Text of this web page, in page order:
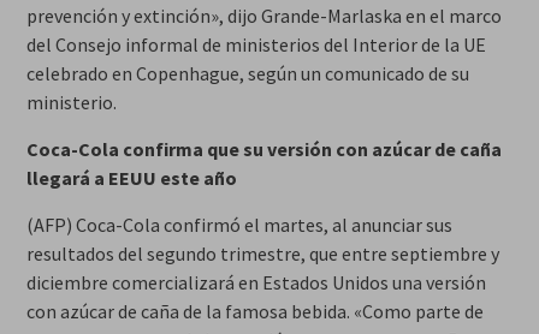
prevención y extinción», dijo Grande-Marlaska en el marco
del Consejo informal de ministerios del Interior de la UE
celebrado en Copenhague, según un comunicado de su
ministerio.
Coca-Cola confirma que su versión con azúcar de caña
llegará a EEUU este año
(AFP) Coca-Cola confirmó el martes, al anunciar sus
resultados del segundo trimestre, que entre septiembre y
diciembre comercializará en Estados Unidos una versión
con azúcar de caña de la famosa bebida. «Como parte de